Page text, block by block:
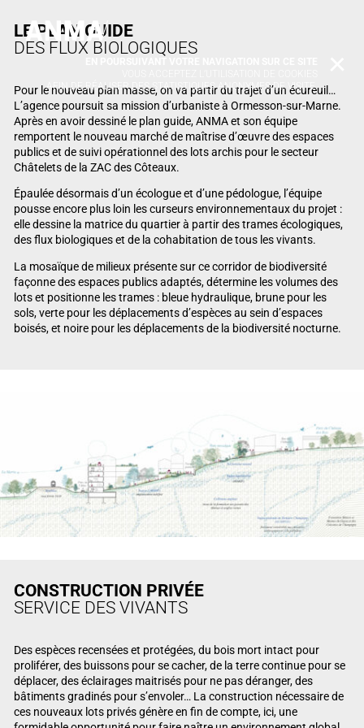
LE PLAN GUIDE
DES FLUX BIOLOGIQUES
Pour le nouveau plan masse, on va partir du trajet d’un écureuil…
L’agence poursuit sa mission d’urbaniste à Ormesson-sur-Marne.
Après en avoir dessiné le plan guide, ANMA et son équipe
remportent le nouveau marché de maîtrise d’œuvre des espaces
publics et de suivi opérationnel des lots archis pour le secteur
Châtelets de la ZAC des Côteaux.
Épaulée désormais d’un écologue et d’une pédologue, l’équipe
pousse encore plus loin les curseurs environnementaux du projet :
elle dessine la matrice du quartier à partir des trames écologiques,
des flux biologiques et de la cohabitation de tous les vivants.
La mosaïque de milieux présente sur ce corridor de biodiversité
façonne des espaces publics adaptés, détermine les volumes des
lots et positionne les trames : bleue hydraulique, brune pour les
sols, verte pour les déplacements d’espèces au sein d’espaces
boisés, et noire pour les déplacements de la biodiversité nocturne.
CONSTRUCTION PRIVÉE
SERVICE DES VIVANTS
Des espèces recensées et protégées, du bois mort intact pour
proliférer, des buissons pour se cacher, de la terre continue pour se
déplacer, des éclairages maitrisés pour ne pas déranger, des
bâtiments gradinés pour s’envoler… La construction nécessaire de
ces nouveaux lots privés génère en fin de compte, ici, une
AFIN DE RÉALISER DES STATISTIQUES ANONYMES DE VISITE.